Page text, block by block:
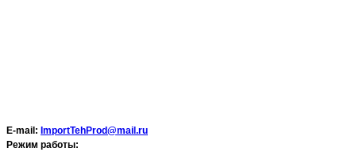
E-mail: ImportTehProd@mail.ru
Режим работы: